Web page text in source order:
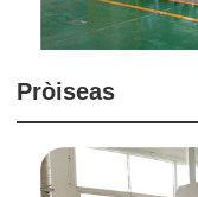
Pròiseas